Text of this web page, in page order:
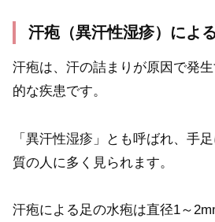
汗疱（異汗性湿疹）によ
汗疱は、汗の詰まりが原因で発
的な疾患です。
「異汗性湿疹」とも呼ばれ、手
質の人に多く見られます。
汗疱による足の水疱は直径1～